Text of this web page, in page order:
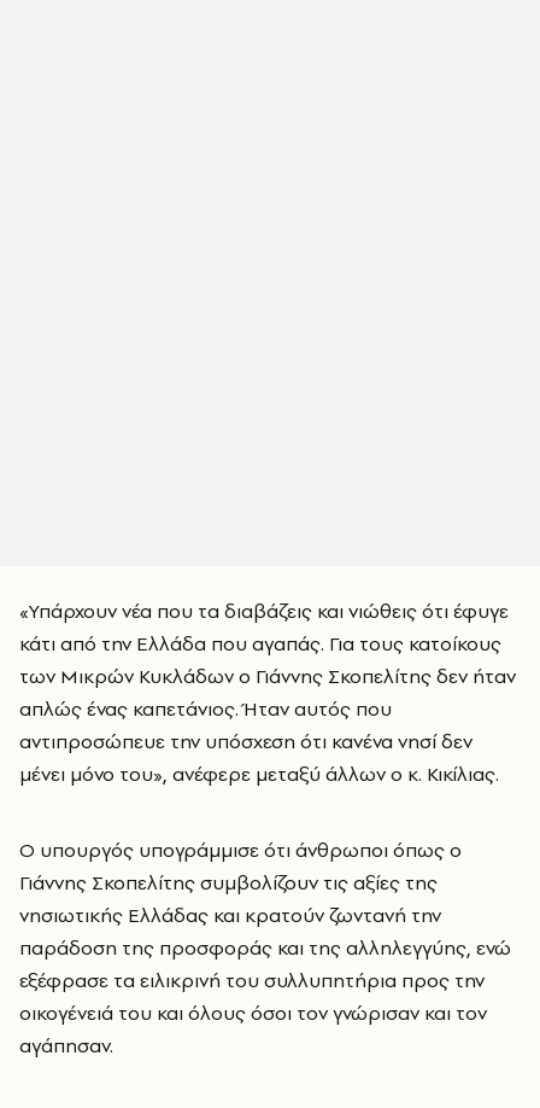
«Υπάρχουν νέα που τα διαβάζεις και νιώθεις ότι έφυγε
κάτι από την Ελλάδα που αγαπάς. Για τους κατοίκους
των Μικρών Κυκλάδων ο Γιάννης Σκοπελίτης δεν ήταν
απλώς ένας καπετάνιος. Ήταν αυτός που
αντιπροσώπευε την υπόσχεση ότι κανένα νησί δεν
μένει μόνο του», ανέφερε μεταξύ άλλων ο κ. Κικίλιας.
Ο υπουργός υπογράμμισε ότι άνθρωποι όπως ο
Γιάννης Σκοπελίτης συμβολίζουν τις αξίες της
νησιωτικής Ελλάδας και κρατούν ζωντανή την
παράδοση της προσφοράς και της αλληλεγγύης, ενώ
εξέφρασε τα ειλικρινή του συλλυπητήρια προς την
οικογένειά του και όλους όσοι τον γνώρισαν και τον
αγάπησαν.